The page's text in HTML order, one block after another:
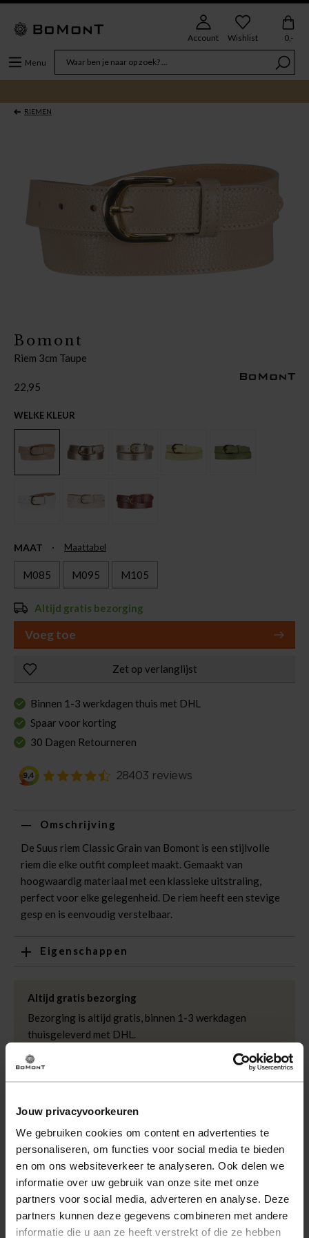
Jouw privacyvoorkeuren
We gebruiken cookies om content en advertenties te
personaliseren, om functies voor social media te bieden
en om ons websiteverkeer te analyseren. Ook delen we
informatie over uw gebruik van onze site met onze
partners voor social media, adverteren en analyse. Deze
partners kunnen deze gegevens combineren met andere
informatie die u aan ze heeft verstrekt of die ze hebben
Menu
Account Wishlist 0,-
RIEMEN
Bomont
Riem 3cm Taupe
22,95
WELKE KLEUR
MAAT Maattabel
M085 M095 M105
Altijd gratis bezorging
Voeg toe
Zet op verlanglijst
Binnen 1-3 werkdagen thuis met DHL
Spaar voor korting
30 Dagen Retourneren
Eigenschappen
Leveranciersnummer
Categorie
Riemen
Merk
Kleur
Omschrijving
De Suus riem Classic Grain van Bomont is een stijlvolle
riem die elke outfit compleet maakt. Gemaakt van
hoogwaardig materiaal met een klassieke uitstraling,
perfect voor elke gelegenheid. De riem heeft een stevige
gesp en is eenvoudig verstelbaar.
Altijd gratis bezorging
Bezorging is altijd gratis, binnen 1-3 werkdagen
thuisgeleverd met DHL.
Retourneren
Binnen 30 dagen eenvoudig retourneren via DHL voor
Bomont winkels kunt u ook gratis retourneren.
Betalen
iDeal, Riverty (Afterpay), creditcard of Paypal, kies zelf
één van de vele betaalopties.
5% Spaarbonus
Besteed € 100,- binnen een half jaar en krijg € 5,- retour